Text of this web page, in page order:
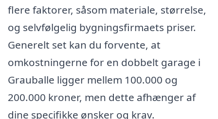
flere faktorer, såsom materiale, størrelse,
og selvfølgelig bygningsfirmaets priser.
Generelt set kan du forvente, at
omkostningerne for en dobbelt garage i
Grauballe ligger mellem 100.000 og
200.000 kroner, men dette afhænger af
dine specifikke ønsker og krav.